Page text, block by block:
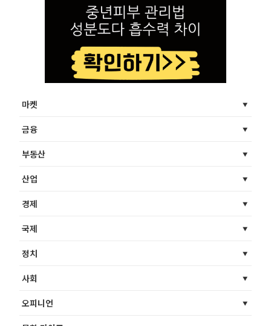
마켓
금융
부동산
산업
경제
국제
정치
사회
오피니언